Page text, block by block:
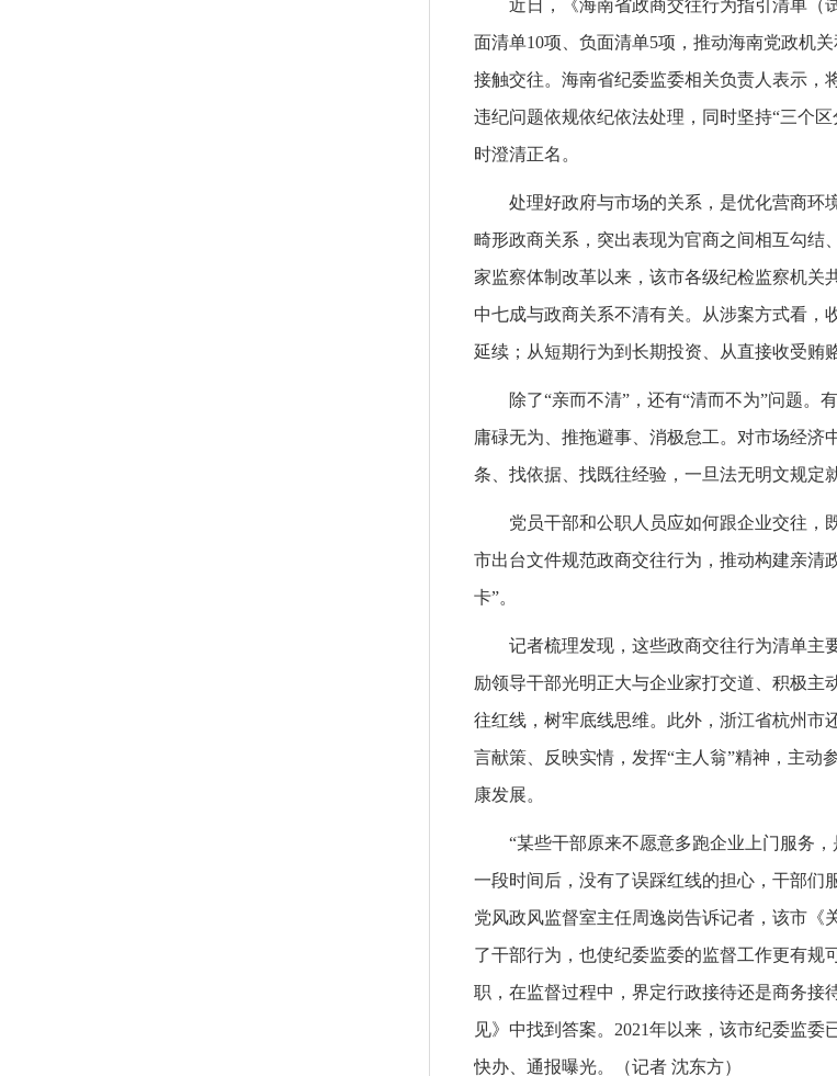
近日，《海南省政商交往行为指引清单（
面清单10项、负面清单5项，推动海南党政机
接触交往。海南省纪委监委相关负责人表示，
违纪问题依规依纪依法处理，同时坚持“三个
时澄清正名。
处理好政府与市场的关系，是优化营商环
畸形政商关系，突出表现为官商之间相互勾结
家监察体制改革以来，该市各级纪检监察机关
中七成与政商关系不清有关。从涉案方式看，
延续；从短期行为到长期投资、从直接收受贿
除了“亲而不清”，还有“清而不为”问题。
庸碌无为、推拖避事、消极怠工。对市场经济
条、找依据、找既往经验，一旦法无明文规定
党员干部和公职人员应如何跟企业交往，
市出台文件规范政商交往行为，推动构建亲清
卡”。
记者梳理发现，这些政商交往行为清单主
励领导干部光明正大与企业家打交道、积极主
往红线，树牢底线思维。此外，浙江省杭州市
言献策、反映实情，发挥“主人翁”精神，主动
康发展。
“某些干部原来不愿意多跑企业上门服务
一段时间后，没有了误踩红线的担心，干部们
党风政风监督室主任周逸岗告诉记者，该市《
了干部行为，也使纪委监委的监督工作更有规
职，在监督过程中，界定行政接待还是商务接
见》中找到答案。2021年以来，该市纪委监委
快办、通报曝光。（记者 沈东方）